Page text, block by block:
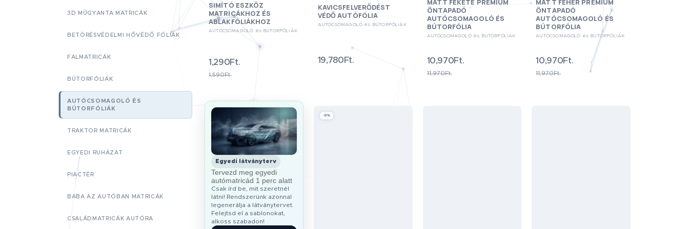
3D MŰGYANTA MATRICÁK
BETÖRÉSVÉDELMI HŐVÉDŐ FÓLIÁK
FALMATRICÁK
BÚTORFÓLIÁK
AUTÓCSOMAGOLÓ ÉS
BÚTORFÓLIÁK
TRAKTOR MATRICÁK
EGYEDI RUHÁZAT
PIACTÉR
BABA AZ AUTÓBAN MATRICÁK
CSALÁDMATRICÁK AUTÓRA
SIMÍTÓ ESZKÖZ
MATRICÁKHOZ ÉS
ABLAKFÓLIÁKHOZ
AUTÓCSOMAGOLÓ és BÚTORFÓLIÁK
1,590Ft.
1,290Ft.
KAVICSFELVERŐDÉST
VÉDŐ AUTÓFÓLIA
AUTÓCSOMAGOLÓ és BÚTORFÓLIÁK
19,780Ft.
MATT FEKETE PRÉMIUM
ÖNTAPADÓ
AUTÓCSOMAGOLÓ ÉS
BÚTORFÓLIA
AUTÓCSOMAGOLÓ és BÚTORFÓLIÁK
11,970Ft.
10,970Ft.
MATT FEHÉR PRÉMIUM
ÖNTAPADÓ
AUTÓCSOMAGOLÓ ÉS
BÚTORFÓLIA
AUTÓCSOMAGOLÓ és BÚTORFÓLIÁK
11,970Ft.
10,970Ft.
Egyedi látványterv
Tervezd meg egyedi
autómatricád 1 perc alatt
Csak írd be, mit szeretnél
látni! Rendszerünk azonnal
legenerálja a látványtervet.
Felejtsd el a sablonokat,
alkoss szabadon!
-8%